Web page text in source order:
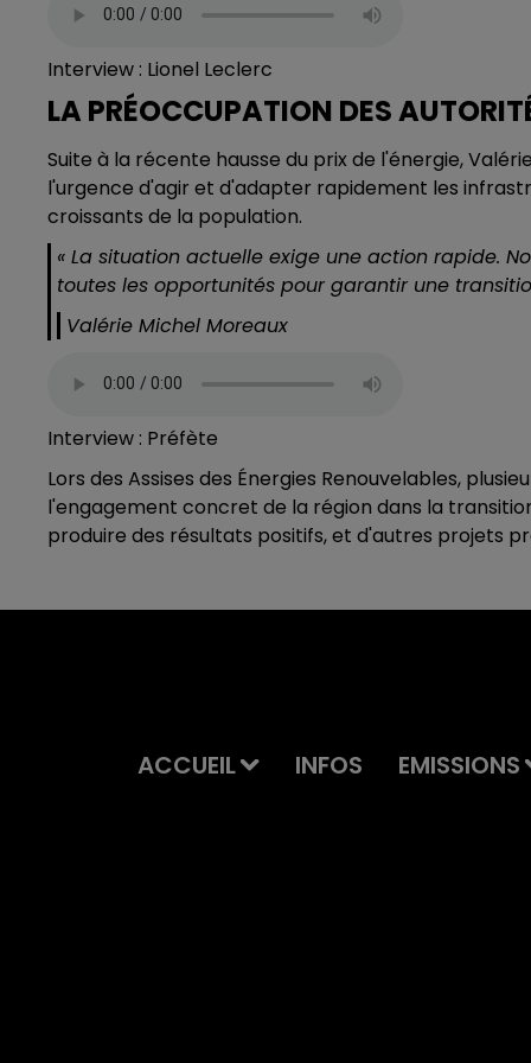
Interview : Lionel Leclerc
LA PRÉOCCUPATION DES
Suite à la récente hausse du prix de l'énergie,
l'urgence d'agir et d'adapter rapidement les
croissants de la population.
« La situation actuelle exige une action rapide.
toutes les opportunités pour garantir une
Valérie Michel Moreaux
Interview : Préfète
Lors des Assises des Énergies Renouvelables,
l'engagement concret de la région dans la
produire des résultats positifs, et d'autres projets
ACCUEIL INFOS EMISSIONS